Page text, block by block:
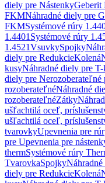
diely pre NástenkyGeberit
FKMNáhradné diely pre
FKMSystémové rúry
1.4401 Systémové rúry
1.4521VsuvkySpojky
diely pre RedukcieKolená
kusyNáhradné diely pre
diely pre Nerozoberateľné
rozoberateľnéNáhradné
rozoberateľnéZátky
ušľachtilá oceľ,
ušľachtilá oceľ,
tvarovkyUpevnenia pre
pre Upevnenia pre
thermSystémové rúry
TvarovkaSpojky
diely pre RedukcieKolená